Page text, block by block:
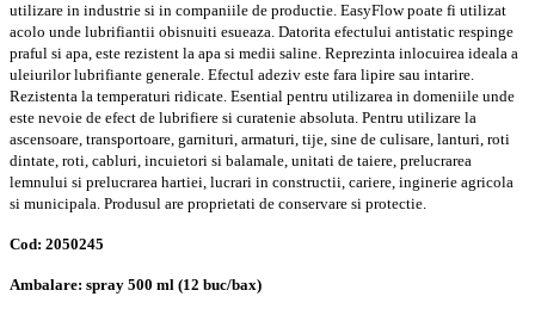
utilizare in industrie si in companiile de productie. EasyFlow poate fi utilizat
acolo unde lubrifiantii obisnuiti esueaza. Datorita efectului antistatic respinge
praful si apa, este rezistent la apa si medii saline. Reprezinta inlocuirea ideala a
uleiurilor lubrifiante generale. Efectul adeziv este fara lipire sau intarire.
Rezistenta la temperaturi ridicate. Esential pentru utilizarea in domeniile unde
este nevoie de efect de lubrifiere si curatenie absoluta. Pentru utilizare la
ascensoare, transportoare, garnituri, armaturi, tije, sine de culisare, lanturi, roti
dintate, roti, cabluri, incuietori si balamale, unitati de taiere, prelucrarea
lemnului si prelucrarea hartiei, lucrari in constructii, cariere, inginerie agricola
si municipala. Produsul are proprietati de conservare si protectie.
Cod: 2050245
Ambalare: spray 500 ml (12 buc/bax)